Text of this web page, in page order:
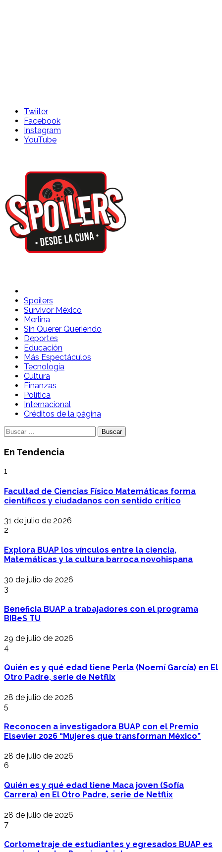
Twiiter
Facebook
Instagram
YouTube
Spoilers Desde la Cuna
Sitio con información sobre series, película, reality shows y
telenovelas
Spoilers
Survivor México
Merlina
Sin Querer Queriendo
Deportes
Educación
Más Espectáculos
Tecnología
Cultura
Finanzas
Política
Internacional
Créditos de la página
Buscar:
En Tendencia
1
Facultad de Ciencias Físico Matemáticas forma
científicos y ciudadanos con sentido crítico
31 de julio de 2026
2
Explora BUAP los vínculos entre la ciencia,
Matemáticas y la cultura barroca novohispana
30 de julio de 2026
3
Beneficia BUAP a trabajadores con el programa
BIBeS TU
29 de julio de 2026
4
Quién es y qué edad tiene Perla (Noemí García) en El
Otro Padre, serie de Netflix
28 de julio de 2026
5
Reconocen a investigadora BUAP con el Premio
Elsevier 2026 “Mujeres que transforman México”
28 de julio de 2026
6
Quién es y qué edad tiene Maca joven (Sofía
Carrera) en El Otro Padre, serie de Netflix
28 de julio de 2026
7
Cortometraje de estudiantes y egresados BUAP es